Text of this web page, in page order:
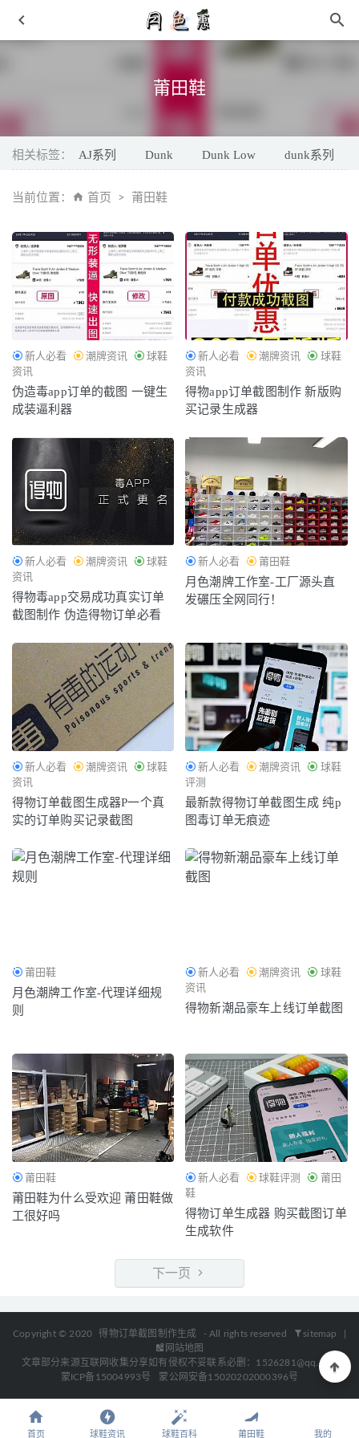
莆田鞋
相关标签： AJ系列 Dunk Dunk Low dunk系列
当前位置： 首页 莆田鞋
新人必看 潮牌资讯
球鞋
资讯
伪造毒app订单的截图 一键生
成装逼利器
新人必看 潮牌资讯
球鞋
资讯
得物app订单截图制作 新版购
买记录生成器
新人必看 潮牌资讯
球鞋
资讯
得物毒app交易成功真实订单
截图制作 伪造得物订单必看
新人必看 莆田鞋
月色潮牌工作室-工厂源头直
发碾压全网同行！
新人必看 潮牌资讯
球鞋
资讯
得物订单截图生成器P一个真
实的订单购买记录截图
新人必看 潮牌资讯
球鞋
评测
最新款得物订单截图生成 纯p
图毒订单无痕迹
莆田鞋
月色潮牌工作室-代理详细规
则
新人必看 潮牌资讯
球鞋
资讯
得物新潮品豪车上线订单截图
莆田鞋
莆田鞋为什么受欢迎 莆田鞋做
工很好吗
新人必看 球鞋评测
莆田
鞋
得物订单生成器 购买截图订单
生成软件
下一页
Copyright © 2020 得物订单截图制作生成 - All rights reserved sitemap
网站地图
文章部分来源互联网收集分享如有侵权不妥联系必删：1526281@qq.com
蒙ICP备15004993号
蒙公网安备15020202000396号
Starwalk x Ed Hardy 全新联名鞋款曝光，创始人亲晒
复古「吃豆人」三方联名潮牌系列亮相 2021-02-06
明天开抢！Vans x Kith联名10周年限定，明晚官网限量发
售！
2021-05-23
新百伦Nb超跑鞋 菲董宝藏联名来了
2024-07-31
从土味到时髦炸街，这些好看到开挂的羽绒服不是谁都能挑
战的
2018-12-30
首页 球鞋资讯 球鞋百科 莆田鞋 我的